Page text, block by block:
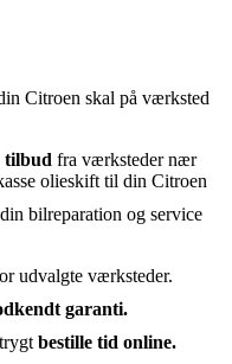
Citroen skal på værksted
tilbud fra værksteder nær
olieskift til din Citroen
bilreparation og service
udvalgte værksteder.
garanti.
bestille tid online.